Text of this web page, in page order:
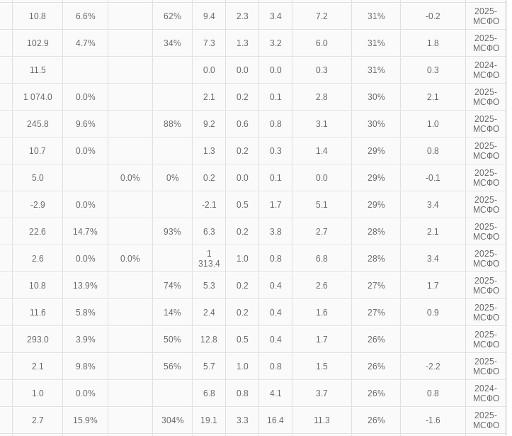
10.8 6.6% 62% 9.4 2.3 3.4 7.2 31% -0.2
2025-
МСФО
102.9 4.7% 34% 7.3 1.3 3.2 6.0 31% 1.8
2025-
МСФО
11.5 0.0 0.0 0.0 0.3 31% 0.3
2024-
МСФО
1 074.0 0.0% 2.1 0.2 0.1 2.8 30% 2.1
2025-
МСФО
245.8 9.6% 88% 9.2 0.6 0.8 3.1 30% 1.0
2025-
МСФО
10.7 0.0% 1.3 0.2 0.3 1.4 29% 0.8
2025-
МСФО
5.0 0.0% 0% 0.2 0.0 0.1 0.0 29% -0.1
2025-
МСФО
-2.9 0.0% -2.1 0.5 1.7 5.1 29% 3.4
2025-
МСФО
22.6 14.7% 93% 6.3 0.2 3.8 2.7 28% 2.1
2025-
МСФО
2.6 0.0% 0.0%
1
313.4
1.0 0.8 6.8 28% 3.4
2025-
МСФО
10.8 13.9% 74% 5.3 0.2 0.4 2.6 27% 1.7
2025-
МСФО
11.6 5.8% 14% 2.4 0.2 0.4 1.6 27% 0.9
2025-
МСФО
293.0 3.9% 50% 12.8 0.5 0.4 1.7 26%
2025-
МСФО
2.1 9.8% 56% 5.7 1.0 0.8 1.5 26% -2.2
2025-
МСФО
1.0 0.0% 6.8 0.8 4.1 3.7 26% 0.8
2024-
МСФО
2.7 15.9% 304% 19.1 3.3 16.4 11.3 26% -1.6
2025-
МСФО